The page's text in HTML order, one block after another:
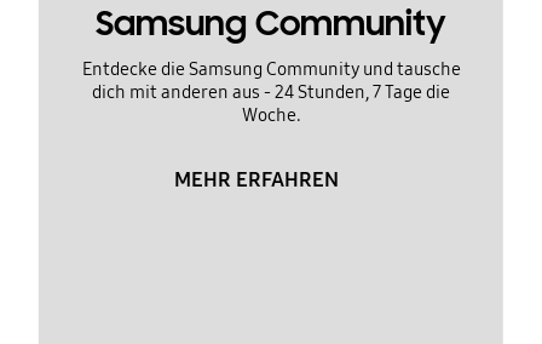
Samsung Community
Entdecke die Samsung Community und tausche
dich mit anderen aus - 24 Stunden, 7 Tage die
Woche.
MEHR ERFAHREN